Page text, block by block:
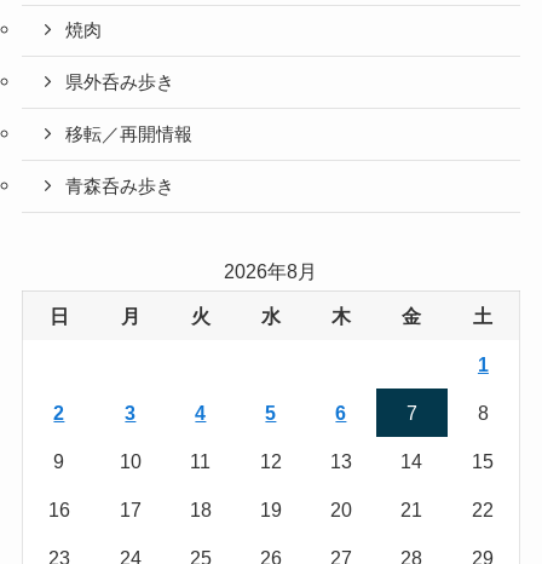
焼肉
県外呑み歩き
移転／再開情報
青森呑み歩き
2026年8月
日 月 火 水 木 金 土
1
2 3 4 5 6 7 8
9 10 11 12 13 14 15
16 17 18 19 20 21 22
23 24 25 26 27 28 29